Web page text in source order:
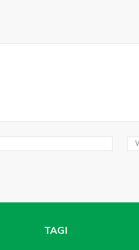
TAGI